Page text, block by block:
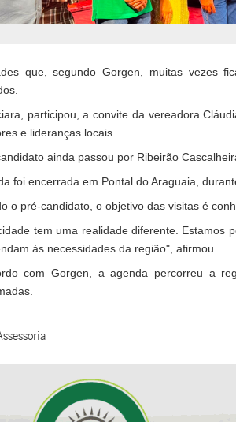
que, segundo Gorgen, muitas vezes
participou, a convite da vereadora
e lideranças locais.
ainda passou por Ribeirão
foi encerrada em Pontal do Araguaia,
o pré-candidato, o objetivo das visitas é
tem uma realidade diferente. Estamos
às necessidades da região", afirmou.
com Gorgen, a agenda percorreu a